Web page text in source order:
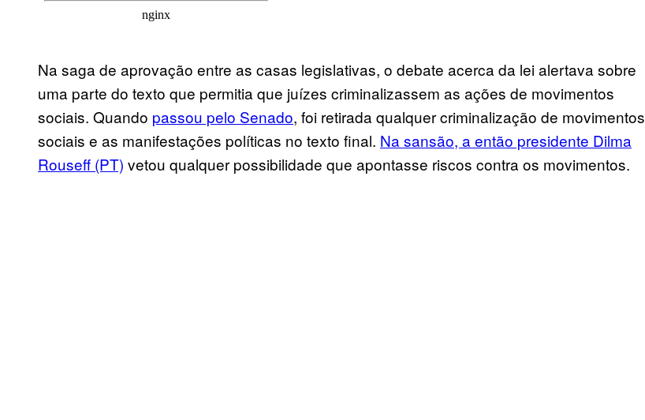
Na saga de aprovação entre as casas legislativas, o debate acerca da lei alertava sobre
uma parte do texto que permitia que juízes criminalizassem as ações de movimentos
sociais. Quando passou pelo Senado, foi retirada qualquer criminalização de movimentos
sociais e as manifestações políticas no texto final. Na sansão, a então presidente Dilma
Rouseff (PT) vetou qualquer possibilidade que apontasse riscos contra os movimentos.